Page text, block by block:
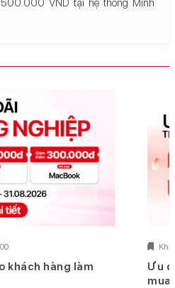
VND tại hệ thống Minh
khách hàng làm
Ưu
mua